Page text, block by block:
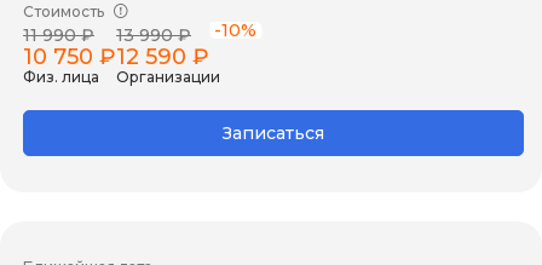
Стоимость
11 990 ₽
10 750 ₽
Физ. лица
13 990 ₽ -10%
12 590 ₽
Организации
Записаться